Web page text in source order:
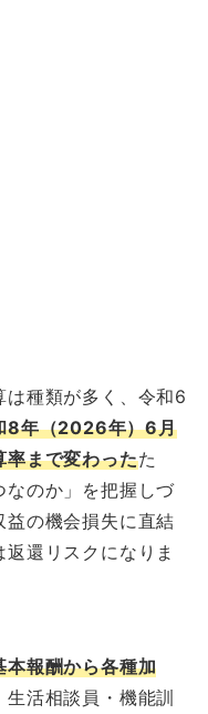
種類が多く、令和6
8年（2026年）6月
率まで変わったた
なのか」を把握しづ
益の機会損失に直結
還リスクになりま
本報酬から各種加
生活相談員・機能訓